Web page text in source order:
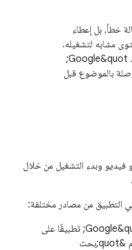
خطأ، بل إعطاء
مشابه لتشغيله.
سيتولّى &quot;مساعد Google&quot;
صلة بالموضوع قبل
وبدء التشغيل من خلال
.
التطبيق من مصادر مختلفة:
عندما يبدأ &quot;مساعد Google&quot; تطبيقًا على
الأجهزة الجوّالة، يمكنه استخدام &quot;بحث